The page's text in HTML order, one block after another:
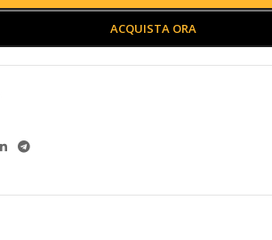
ACQUISTA ORA